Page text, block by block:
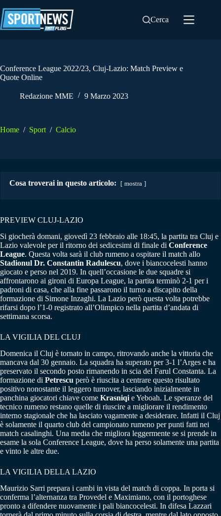
al
contenuto
Cerca
Conference League 2022/23, Cluj-Lazio: Match Preview e
Quote Online
Redazione MME 9 Marzo 2023
Home / Sport / Calcio
Cosa troverai in questo articolo: mostra
PREVIEW CLUJ-LAZIO
Si giocherà domani, giovedì 23 febbraio alle 18:45, la partita tra Cluj e
Lazio valevole per il ritorno dei sedicesimi di finale di Conference
League. Questa volta sarà il club rumeno a ospitare il match allo
Stadionul Dr. Constantin Radulescu, dove i biancocelesti hanno
giocato e perso nel 2019. In quell’occasione le due squadre si
affrontarono ai gironi di Europa League, la partita terminò 2-1 per i
padroni di casa, che alla fine passarono il turno a discapito della
formazione di Simone Inzaghi. La Lazio però questa volta potrebbe
rifarsi dopo l’1-0 registrato all’Olimpico nella partita d’andata di
settimana scorsa.
LA VIGILIA DEL CLUJ
Domenica il Cluj è tornato in campo, ritrovando anche la vittoria che
mancava dal 30 gennaio. La squadra ha superato per 3-1 l’Arges e ha
preservato il secondo posto rimanendo in scia del Farul Constanta. La
formazione di Petrescu però è riuscita a centrare questo risultato
positivo nonostante il leggero turnover, lasciando inizialmente in
panchina giocatori chiave come Krasniqi e Yeboah. Le speranze del
tecnico rumeno restano quelle di riuscire a migliorare il rendimento
interno stagionale che ha lasciato vagamente a desiderare. Infatti il Cluj
è solamente il quarto club del campionato rumeno per punti fatti nei
match casalinghi. Una media che migliora leggermente se si prende in
esame la sola Conference League, dove ha perso solamente una partita
e vinto le altre due.
LA VIGILIA DELLA LAZIO
Maurizio Sarri prepara i cambi in vista del match di coppa. In porta si
conferma l’alternanza tra Provedel e Maximiano, con il portoghese
pronto a difendere nuovamente i pali biancocelesti. In difesa Lazzari